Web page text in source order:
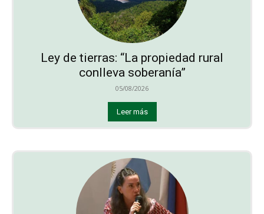
Ley de tierras: “La propiedad rural
conlleva soberanía”
05/08/2026
Leer más